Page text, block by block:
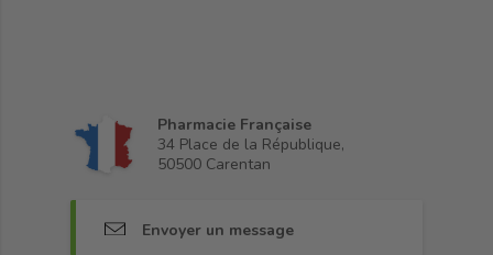
Pharmacie Française
34 Place de la République,
50500 Carentan
Envoyer un message